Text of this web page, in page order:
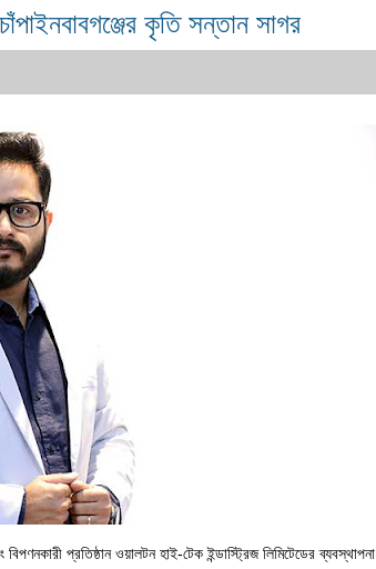
কৃতি সন্তান সাগর
প্রতিষ্ঠান ওয়ালটন হাই-টেক ইন্ডাস্ট্রিজ লিমিটেডের ব্যবস্থাপনা